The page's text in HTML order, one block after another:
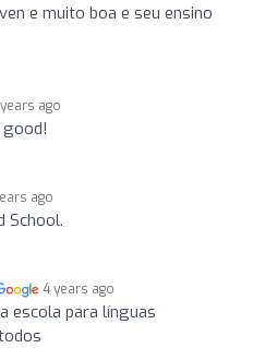
e muito boa e seu ensino
ago
ago
School.
4 years ago
escola para línguas